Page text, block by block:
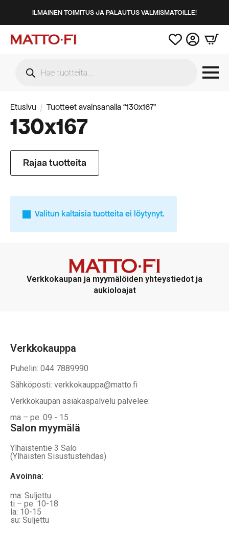
ILMAINEN TOIMITUS JA PALAUTUS VALMISMATOILLE!
search
Etusivu Tuotteet avainsanalla “130x167”
130x167
Rajaa tuotteita
Valitun kaltaisia tuotteita ei löytynyt.
Verkkokaupan ja myymälöiden yhteystiedot ja
aukioloajat
Verkkokauppa
Puhelin: 044 7889990
Sähköposti: verkkokauppa@matto.fi
Verkkokaupan asiakaspalvelu palvelee:
ma – pe: 09 - 15
Salon myymälä
Ylhäistentie 3 Salo
(Ylhäisten Sisustustehdas)
Avoinna:
ma: Suljettu
ti – pe: 10-18
la: 10-15
su: Suljettu